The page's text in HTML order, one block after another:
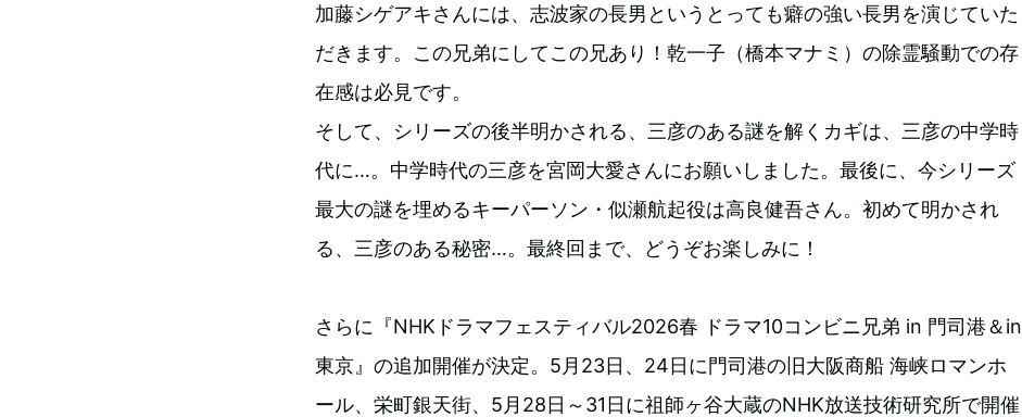
加藤シゲアキさんには、志波家の長男というとっても癖の強い長男を演じていた
だきます。この兄弟にしてこの兄あり！乾一子（橋本マナミ）の除霊騒動での存
在感は必見です。
そして、シリーズの後半明かされる、三彦のある謎を解くカギは、三彦の中学時
代に…。中学時代の三彦を宮岡大愛さんにお願いしました。最後に、今シリーズ
最大の謎を埋めるキーパーソン・似瀬航起役は高良健吾さん。初めて明かされ
る、三彦のある秘密…。最終回まで、どうぞお楽しみに！
さらに『NHKドラマフェスティバル2026春 ドラマ10コンビニ兄弟 in 門司港＆in
東京』の追加開催が決定。5月23日、24日に門司港の旧大阪商船 海峡ロマンホ
ール、栄町銀天街、5月28日～31日に祖師ヶ谷大蔵のNHK放送技術研究所で開催